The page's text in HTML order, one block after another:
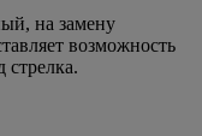
на замену
возможность
стрелка.